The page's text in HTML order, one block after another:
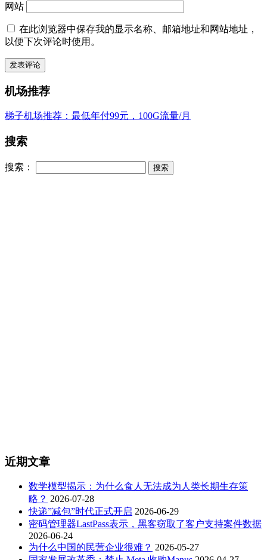
网站
在此浏览器中保存我的显示名称、邮箱地址和网站地址，
以便下次评论时使用。
机场推荐
梯子机场推荐：最低年付99元，100G流量/月
搜索
搜索：
近期文章
数学模型揭示：为什么食人无法成为人类长期生存策
略？ 2026-07-28
快递”减包”时代正式开启 2026-06-29
密码管理器LastPass表示，黑客窃取了客户支持案件数据
2026-06-24
为什么中国的民营企业很难？ 2026-05-27